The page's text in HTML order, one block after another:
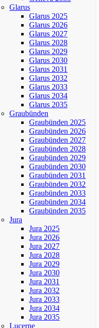
Glarus
Glarus 2025
Glarus 2026
Glarus 2027
Glarus 2028
Glarus 2029
Glarus 2030
Glarus 2031
Glarus 2032
Glarus 2033
Glarus 2034
Glarus 2035
Graubünden
Graubünden 2025
Graubünden 2026
Graubünden 2027
Graubünden 2028
Graubünden 2029
Graubünden 2030
Graubünden 2031
Graubünden 2032
Graubünden 2033
Graubünden 2034
Graubünden 2035
Jura
Jura 2025
Jura 2026
Jura 2027
Jura 2028
Jura 2029
Jura 2030
Jura 2031
Jura 2032
Jura 2033
Jura 2034
Jura 2035
Lucerne